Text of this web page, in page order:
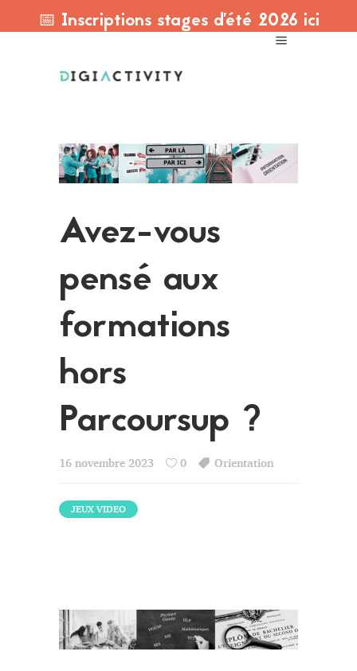
📅 Inscriptions stages d'été 2026 ici
Avez-vous
pensé aux
formations
hors
Parcoursup ?
16 novembre 2023 0 Orientation
JEUX VIDEO